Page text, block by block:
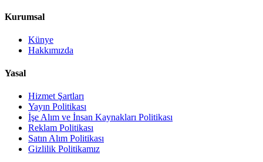
Kurumsal
Künye
Hakkımızda
Yasal
Hizmet Şartları
Yayın Politikası
İşe Alım ve İnsan Kaynakları Politikası
Reklam Politikası
Satın Alım Politikası
Gizlilik Politikamız